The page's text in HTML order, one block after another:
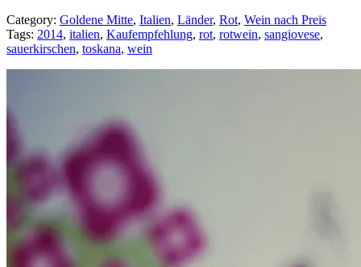
Category: Goldene Mitte, Italien, Länder, Rot, Wein nach Preis
Tags: 2014, italien, Kaufempfehlung, rot, rotwein, sangiovese,
sauerkirschen, toskana, wein